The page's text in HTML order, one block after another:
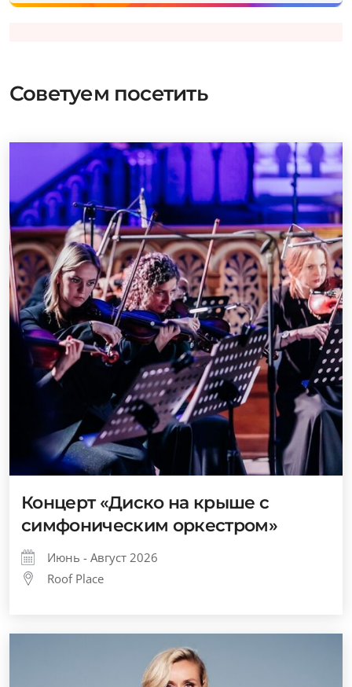
Советуем посетить
Концерт «Диско на крыше с
симфоническим оркестром»
Июнь - Август 2026
Roof Place